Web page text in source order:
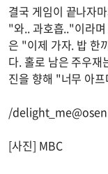
결국 게임이 끝나자
"와.. 과호흡.."이라
은 "이제 가자. 밥 한
다. 홀로 남은 주우
진을 향해 "너무 아
/
[사진] MBC